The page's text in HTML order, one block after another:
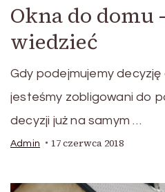
Okna do domu
wiedzieć
Gdy podejmujemy
jesteśmy zobligowani do
decyzji już na samym …
Admin 17 czerwca 2018